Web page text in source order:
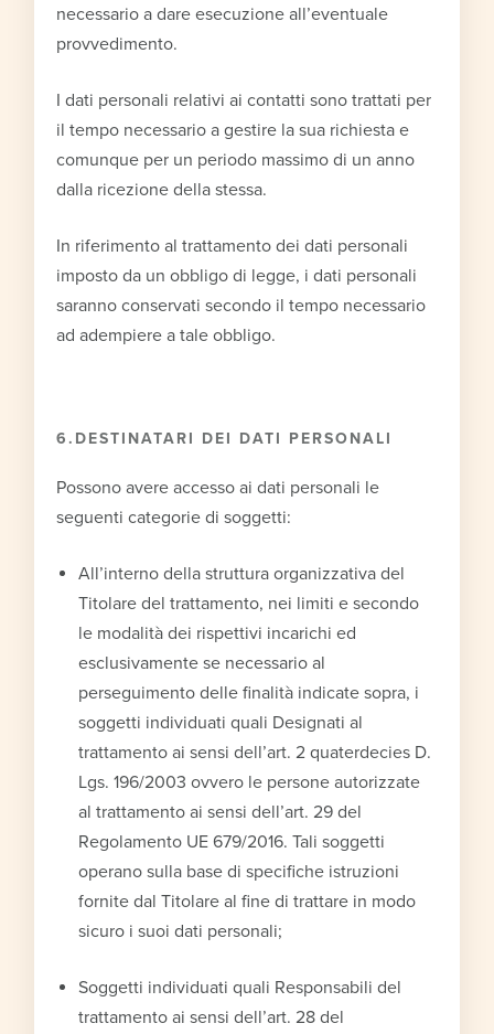
necessario a dare esecuzione all’eventuale
provvedimento.
I dati personali relativi ai contatti sono trattati per
il tempo necessario a gestire la sua richiesta e
comunque per un periodo massimo di un anno
dalla ricezione della stessa.
In riferimento al trattamento dei dati personali
imposto da un obbligo di legge, i dati personali
saranno conservati secondo il tempo necessario
ad adempiere a tale obbligo.
6.DESTINATARI DEI DATI PERSONALI
Possono avere accesso ai dati personali le
seguenti categorie di soggetti:
All’interno della struttura organizzativa del
Titolare del trattamento, nei limiti e secondo
le modalità dei rispettivi incarichi ed
esclusivamente se necessario al
perseguimento delle finalità indicate sopra, i
soggetti individuati quali Designati al
trattamento ai sensi dell’art. 2 quaterdecies D.
Lgs. 196/2003 ovvero le persone autorizzate
al trattamento ai sensi dell’art. 29 del
Regolamento UE 679/2016. Tali soggetti
operano sulla base di specifiche istruzioni
fornite dal Titolare al fine di trattare in modo
sicuro i suoi dati personali;
Soggetti individuati quali Responsabili del
trattamento ai sensi dell’art. 28 del